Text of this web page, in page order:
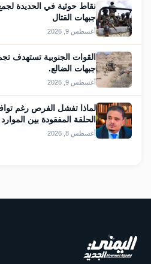
نقاط حوثية في الحديدة
جبهات القتال
أغسطس 9, 2026
القوات الجنوبية تستهدف
جبهات الضالع.
أغسطس 9, 2026
لماذا تفشل الفرص رغم
الحلقة المفقودة بين الموارد
أغسطس 8, 2026